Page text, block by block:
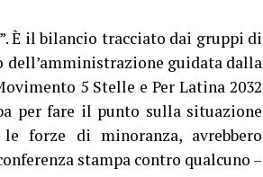
È il bilancio tracciato dai gruppi di
dell’amministrazione guidata dalla
5 Stelle e Per Latina 2032
per fare il punto sulla situazione
forze di minoranza, avrebbero
stampa contro qualcuno –